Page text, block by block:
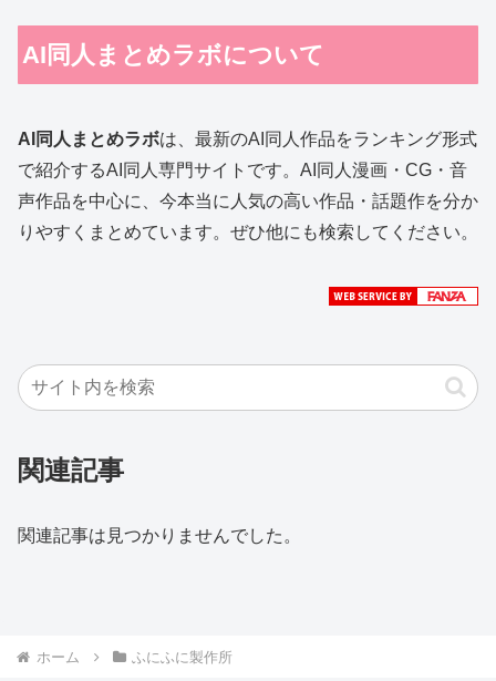
AI同人まとめラボについて
AI同人まとめラボは、最新のAI同人作品をランキング形式
で紹介するAI同人専門サイトです。AI同人漫画・CG・音
声作品を中心に、今本当に人気の高い作品・話題作を分か
りやすくまとめています。ぜひ他にも検索してください。
関連記事
関連記事は見つかりませんでした。
ホーム ふにふに製作所